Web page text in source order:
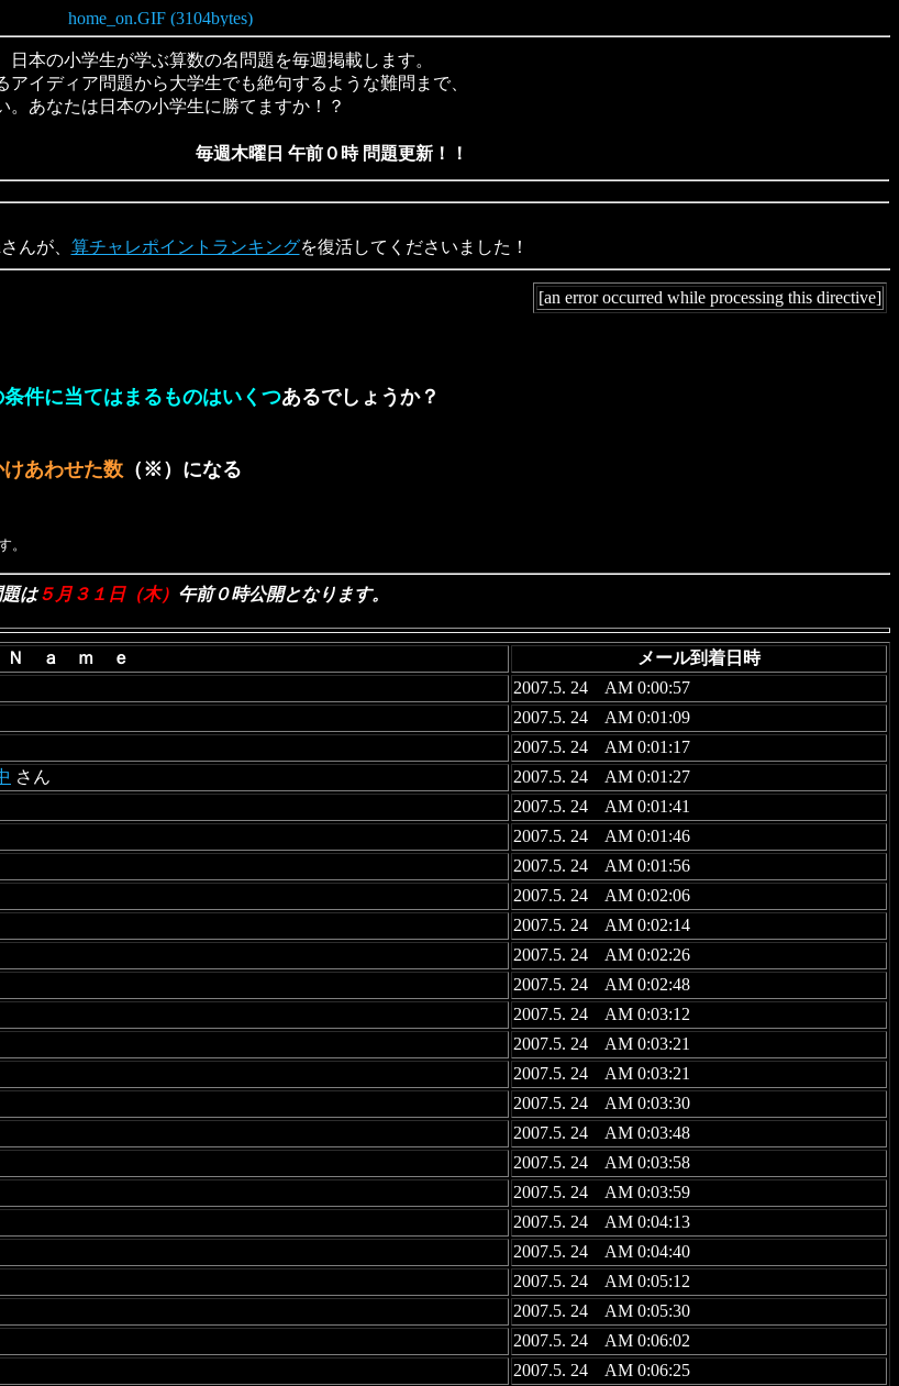
本の小学生が学ぶ算数の名問題を毎週掲載します。
アイディア問題から大学生でも絶句するような難問まで、
。あなたは日本の小学生に勝てますか！？
毎週木曜日 午前０時 問題更新！！
んが、 算チャレポイントランキングを復活してくださいました！
[an error occurred while processing this directive]
条件に当てはまるものはいくつあるでしょうか？
あわせた数 （※）になる
。
は５月３１日（木） 午前０時公開となります。
ａ ｍ ｅ
メール到着日時
2007.5. 24 AM 0:00:57
2007.5. 24 AM 0:01:09
2007.5. 24 AM 0:01:17
さん
2007.5. 24 AM 0:01:27
2007.5. 24 AM 0:01:41
2007.5. 24 AM 0:01:46
2007.5. 24 AM 0:01:56
2007.5. 24 AM 0:02:06
2007.5. 24 AM 0:02:14
2007.5. 24 AM 0:02:26
2007.5. 24 AM 0:02:48
2007.5. 24 AM 0:03:12
2007.5. 24 AM 0:03:21
2007.5. 24 AM 0:03:21
2007.5. 24 AM 0:03:30
2007.5. 24 AM 0:03:48
2007.5. 24 AM 0:03:58
2007.5. 24 AM 0:03:59
2007.5. 24 AM 0:04:13
2007.5. 24 AM 0:04:40
2007.5. 24 AM 0:05:12
2007.5. 24 AM 0:05:30
2007.5. 24 AM 0:06:02
2007.5. 24 AM 0:06:25